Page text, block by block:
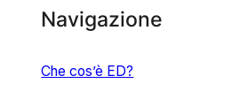
Navigazione
Che cos’è ED?